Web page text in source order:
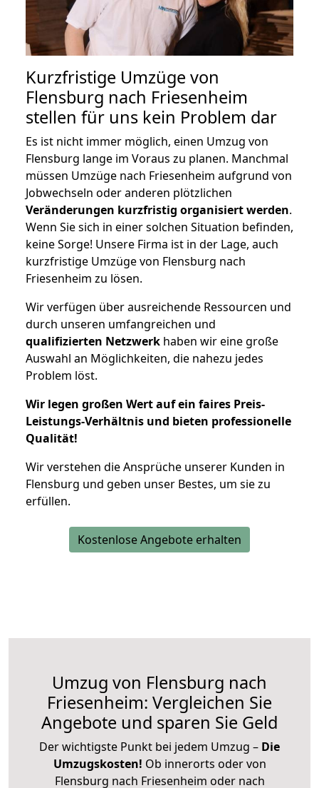
Kurzfristige Umzüge von
Flensburg nach Friesenheim
stellen für uns kein Problem dar
Es ist nicht immer möglich, einen Umzug von
Flensburg lange im Voraus zu planen. Manchmal
müssen Umzüge nach Friesenheim aufgrund von
Jobwechseln oder anderen plötzlichen
Veränderungen kurzfristig organisiert werden.
Wenn Sie sich in einer solchen Situation befinden,
keine Sorge! Unsere Firma ist in der Lage, auch
kurzfristige Umzüge von Flensburg nach
Friesenheim zu lösen.
Wir verfügen über ausreichende Ressourcen und
durch unseren umfangreichen und
qualifizierten Netzwerk haben wir eine große
Auswahl an Möglichkeiten, die nahezu jedes
Problem löst.
Wir legen großen Wert auf ein faires Preis-
Leistungs-Verhältnis und bieten professionelle
Qualität!
Wir verstehen die Ansprüche unserer Kunden in
Flensburg und geben unser Bestes, um sie zu
erfüllen.
Kostenlose Angebote erhalten
Umzug von Flensburg nach
Friesenheim: Vergleichen Sie
Angebote und sparen Sie Geld
Der wichtigste Punkt bei jedem Umzug – Die
Umzugskosten! Ob innerorts oder von
Flensburg nach Friesenheim oder nach